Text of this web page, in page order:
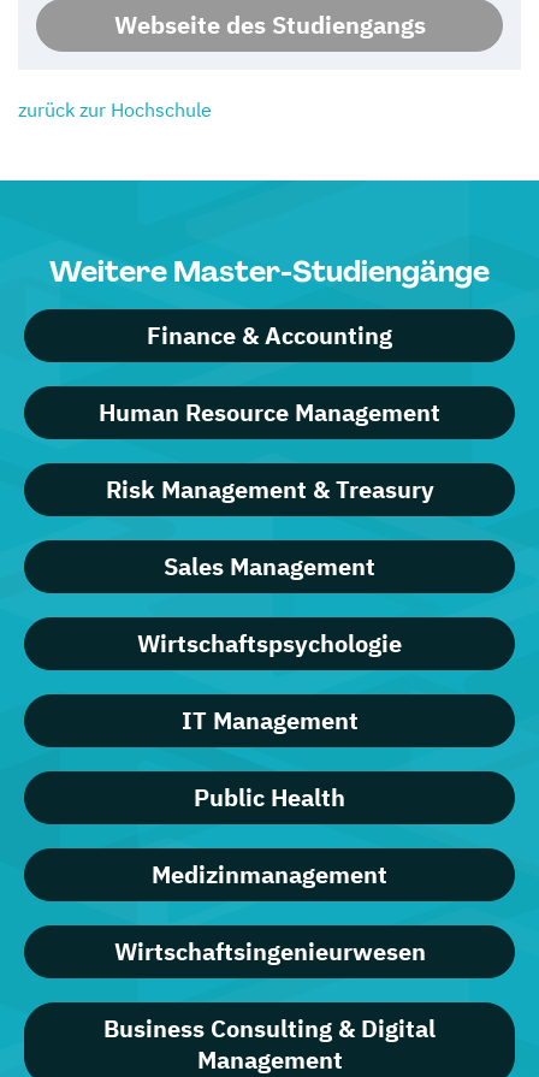
Webseite des Studiengangs
zurück zur Hochschule
Weitere Master-Studiengänge
Finance & Accounting
Human Resource Management
Risk Management & Treasury
Sales Management
Wirtschaftspsychologie
IT Management
Public Health
Medizinmanagement
Wirtschaftsingenieurwesen
Business Consulting & Digital
Management